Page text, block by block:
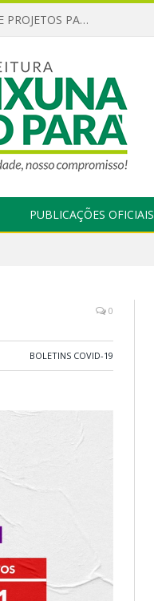
CHAMAMENTO PÚBLICO Nº 01/2026 – SELEÇÃO DE PROJETOS PARA FIRMAR TERMO DE EXECUÇÃO CULTURAL COM RECURSOS DA POLÍTICA NACIONAL ALDIR BLANC DE FOMENTO À CULTURA – PNAB (LEI Nº 14.399/2022)
PUBLICAÇÕES OFICIAIS
0
BOLETINS COVID-19